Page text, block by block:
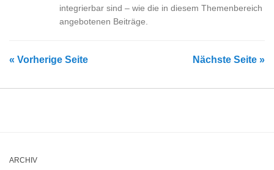
integrierbar sind – wie die in diesem Themenbereich
angebotenen Beiträge.
« Vorherige Seite Nächste Seite »
ARCHIV